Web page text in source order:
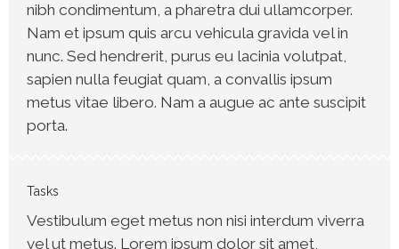
nibh condimentum, a pharetra dui ullamcorper.
Nam et ipsum quis arcu vehicula gravida vel in
nunc. Sed hendrerit, purus eu lacinia volutpat,
sapien nulla feugiat quam, a convallis ipsum
metus vitae libero. Nam a augue ac ante suscipit
porta.
Tasks
Vestibulum eget metus non nisi interdum viverra
vel ut metus. Lorem ipsum dolor sit amet,